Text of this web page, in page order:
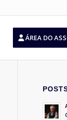
ÁREA DO